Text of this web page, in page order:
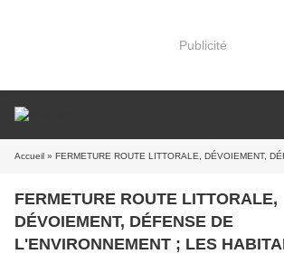
Publicité
Accueil » FERMETURE ROUTE LITTORALE, DÉVOIEMENT, DÉFENSE DE L'ENVIRONNEMENT ; LES HABITANTS, VISITEURS, LES ÉLUS DU PAYS DES
FERMETURE ROUTE LITTORALE,
DÉVOIEMENT, DÉFENSE DE
L'ENVIRONNEMENT ; LES